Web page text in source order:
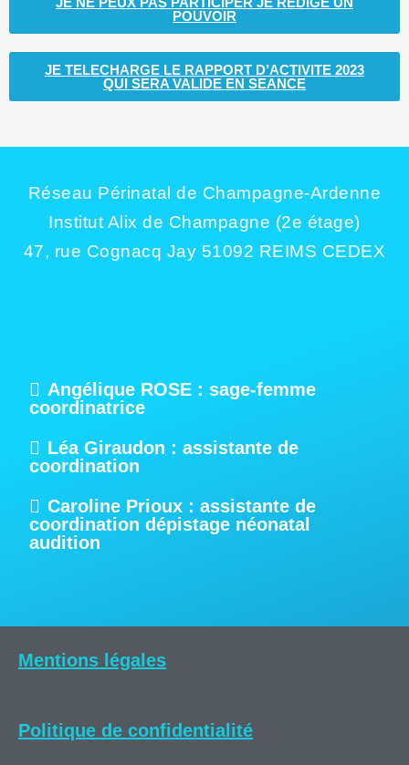
POUVOIR
JE TELECHARGE LE RAPPORT D’ACTIVITE 2023
QUI SERA VALIDE EN SEANCE
Réseau Périnatal de Champagne-Ardenne
Institut Alix de Champagne (2e étage)
47, rue Cognacq Jay 51092 REIMS CEDEX
Angélique ROSE : sage-femme
coordinatrice
Léa Giraudon : assistante de
coordination
Caroline Prioux : assistante de
coordination dépistage néonatal
audition
Mentions légales
Politique de confidentialité